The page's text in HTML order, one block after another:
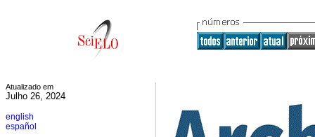
Atualizado em
Julho 26, 2024
english
español